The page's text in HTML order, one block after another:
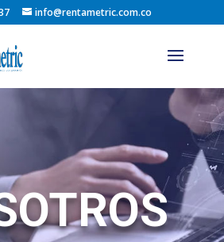
info@rentametric.com.co